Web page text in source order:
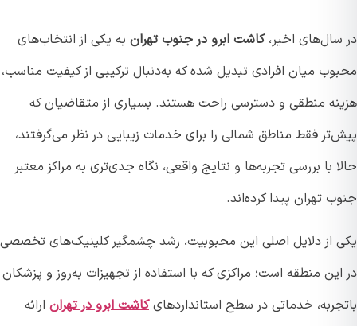
اخیر،کاشت ابرو در جنوب تهرانبه یکی از انتخاب‌های
میان افرادی تبدیل شده که به‌دنبال ترکیبی از کیفیت مناسب،
منطقی و دسترسی راحت هستند. بسیاری از متقاضیان که
فقط مناطق شمالی را برای خدمات زیبایی در نظر می‌گرفتند،
با بررسی تجربه‌ها و نتایج واقعی، نگاه جدی‌تری به مراکز معتبر
تهران پیدا کرده‌اند.
از دلایل اصلی این محبوبیت، رشد چشمگیر کلینیک‌های تخصصی
منطقه است؛ مراکزی که با استفاده از تجهیزات به‌روز و پزشکان
خدماتی در سطح استانداردهایکاشت ابرو در تهرانارائه